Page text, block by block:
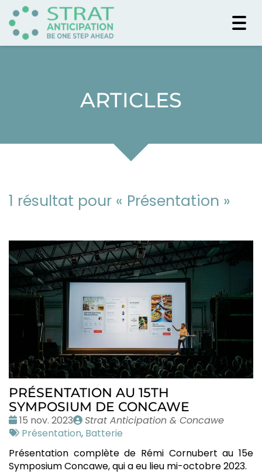
ARTICLES
1 résultat pour « Présentation »
PRÉSENTATION AU 15TH
SYMPOSIUM DE CONCAWE
Date
:
15 nov. 2023
Publié
par
Strat Anticipation & Concawe
Tags
:
Présentation, Batterie
Présentation complète de Rémi Cornubert au 15e
Symposium Concawe, qui a eu lieu mi-octobre 2023.